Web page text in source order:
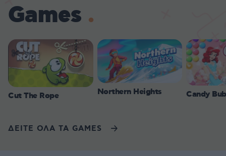
Games
Cut The Rope Northern Heights Candy
ΔΕΙΤΕ ΟΛΑ ΤΑ GAMES